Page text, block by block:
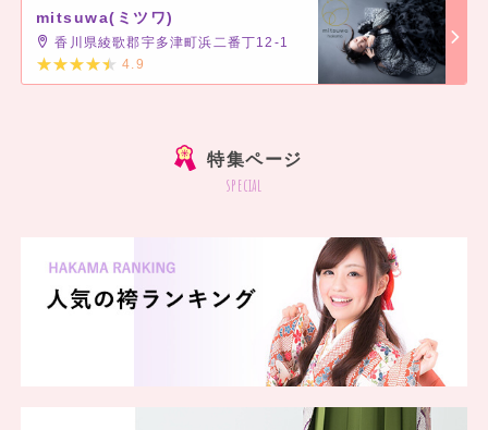
mitsuwa(ミツワ)
香川県綾歌郡宇多津町浜二番丁12-1
4.9
特集ページ
special